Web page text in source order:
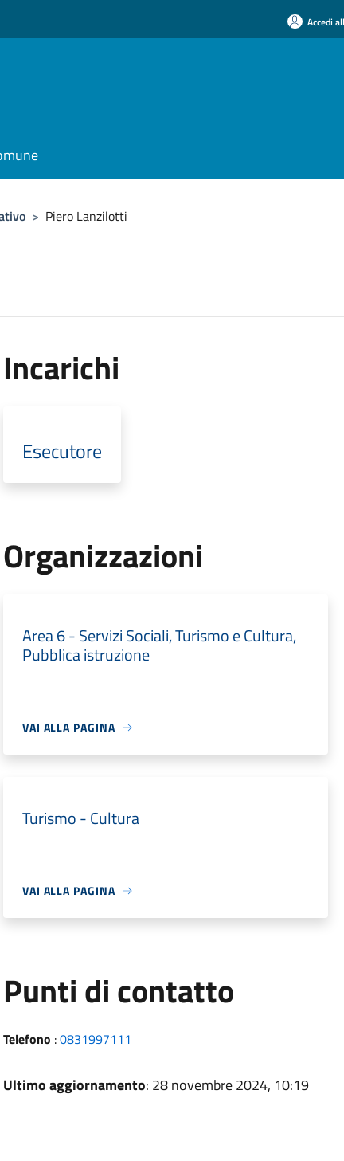
Accedi
> Piero Lanzilotti
Incarichi
Esecutore
Organizzazioni
Area 6 - Servizi Sociali, Turismo e Cultura,
Pubblica istruzione
VAI ALLA PAGINA
Turismo - Cultura
VAI ALLA PAGINA
Punti di contatto
Telefono :0831997111
Ultimo aggiornamento: 28 novembre 2024, 10:19